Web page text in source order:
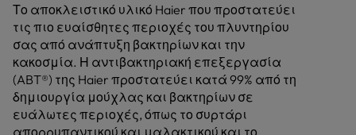
Το αποκλειστικό υλικό Haier που προστατεύει
τις πιο ευαίσθητες περιοχές του πλυντηρίου
σας από ανάπτυξη βακτηρίων και την
κακοσμία. Η αντιβακτηριακή επεξεργασία
(ABT®) της Haier προστατεύει κατά 99% από τη
δημιουργία μούχλας και βακτηρίων σε
ευάλωτες περιοχές, όπως το συρτάρι
απορρυπαντικού και μαλακτικού και το